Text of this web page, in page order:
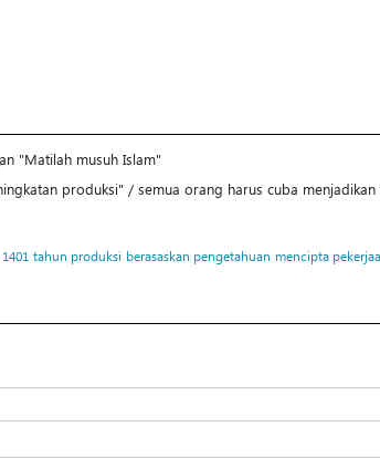
"Matilah musuh Islam"
produksi" / semua orang harus cuba
tahun produksi berasaskan pengetahuan mencipta